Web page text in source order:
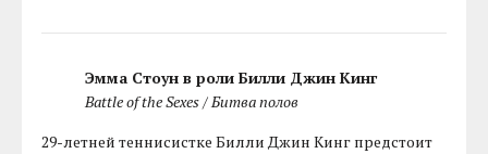
Эмма Стоун в роли Билли Джин Кинг
Battle of the Sexes / Битва полов
29-летней теннисистке Билли Джин Кинг предстоит